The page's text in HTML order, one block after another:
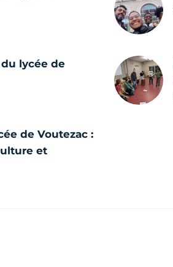
lycée de
de Voutezac :
et